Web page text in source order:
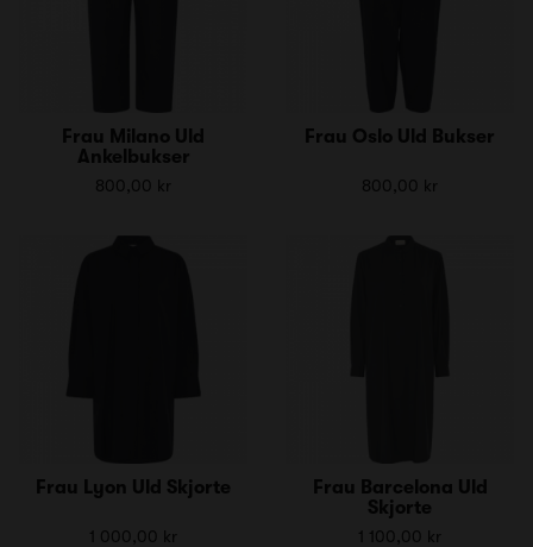
Frau Milano Uld
Ankelbukser
800,00 kr
Frau Oslo Uld Bukser
800,00 kr
Frau Lyon Uld Skjorte
1 000,00 kr
Frau Barcelona Uld
Skjorte
1 100,00 kr